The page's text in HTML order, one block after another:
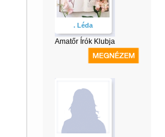
. Léda
Amatőr Írók Klubja